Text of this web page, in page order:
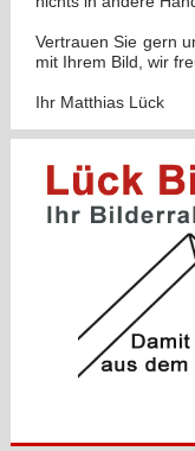
Vertrauen Sie gern
mit Ihrem Bild, wir
Ihr Matthias Lück